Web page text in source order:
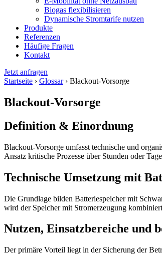
Biogas flexibilisieren
Dynamische Stromtarife nutzen
Produkte
Referenzen
Häufige Fragen
Kontakt
Jetzt anfragen
Startseite › Glossar› Blackout-Vorsorge
Blackout-Vorsorge
Definition & Einordnung
Blackout-Vorsorge umfasst technische und
Ansatz kritische Prozesse über Stunden oder
Technische Umsetzung mit
Die Grundlage bilden Batteriespeicher mit
wird der Speicher mit Stromerzeugung
Nutzen, Einsatzbereiche und
Der primäre Vorteil liegt in der Sicherung der